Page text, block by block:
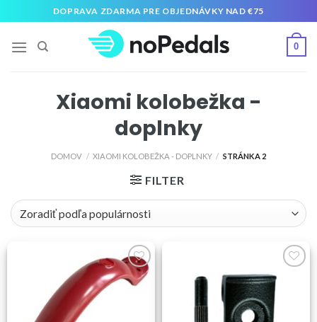
na
obsah
DOPRAVA ZDARMA PRE OBJEDNÁVKY NAD €75
0
Xiaomi kolobežka -
doplnky
DOMOV / XIAOMI KOLOBEŽKA - DOPLNKY / STRÁNKA 2
FILTER
Pridať
do
Pridať
zoznamu